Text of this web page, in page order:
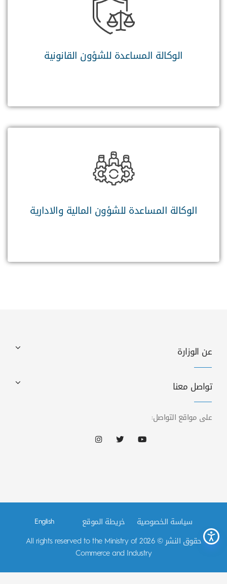
الوكالة المساعدة للشؤون القانونية
الوكالة المساعدة للشؤون المالية والادارية
عن الوزارة
تواصل معنا
على مواقع التواصل:
حقوق النشر © 2026 All rights reserved to the Ministry of
Commerce and Industry
سياسة الخصوصية خريطة الموقع English